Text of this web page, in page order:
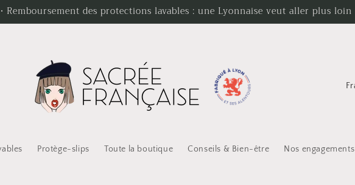
Remboursement des protections lavables : une Lyonnaise veut aller plus loin
Protège-slips Toute la boutique Conseils & Bien-être Nos engagements
P
s